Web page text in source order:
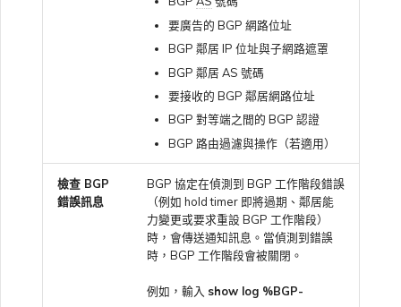
要廣告的 BGP 網路位址
BGP 鄰居 IP 位址與子網路遮罩
BGP 鄰居 AS 號碼
要接收的 BGP 鄰居網路位址
BGP 對等端之間的 BGP 認證
BGP 路由過濾與操作（若適用）
檢查 BGP
錯誤訊息
BGP 協定在偵測到 BGP 工作階段錯誤
（例如 hold timer 即將過期、鄰居能
力變更或要求重設 BGP 工作階段）
時，會傳送通知訊息。當偵測到錯誤
時，BGP 工作階段會被關閉。
例如，輸入 show log %BGP-